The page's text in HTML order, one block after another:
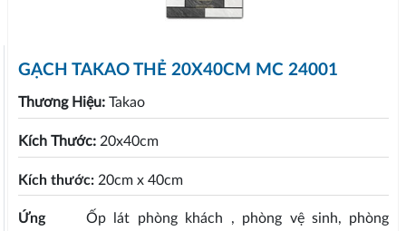
GẠCH TAKAO THẺ 20X40CM MC 24001
Thương Hiệu: Takao
Kích Thước: 20x40cm
Kích thước: 20cm x 40cm
Ứng
Ốp lát phòng khách , phòng vệ sinh, phòng